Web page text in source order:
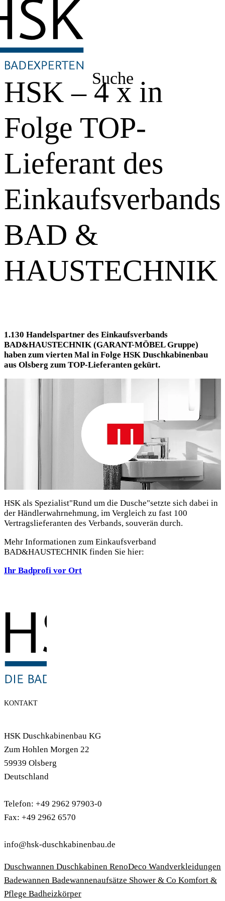
Suche
HSK – 4 x in
Folge TOP-
Lieferant des
Einkaufsverbands
BAD &
HAUSTECHNIK
1.130 Handelspartner des Einkaufsverbands
BAD&HAUSTECHNIK (GARANT-MÖBEL Gruppe)
haben zum vierten Mal in Folge HSK Duschkabinenbau
aus Olsberg zum TOP-Lieferanten gekürt.
HSK als Spezialist"Rund um die Dusche"setzte sich dabei in
der Händlerwahrnehmung, im Vergleich zu fast 100
Vertragslieferanten des Verbands, souverän durch.
Mehr Informationen zum Einkaufsverband
BAD&HAUSTECHNIK finden Sie hier:
Ihr Badprofi vor Ort
KONTAKT
HSK Duschkabinenbau KG
Zum Hohlen Morgen 22
59939 Olsberg
Deutschland
Telefon: +49 2962 97903-0
Fax: +49 2962 6570
info@hsk-duschkabinenbau.de
Duschwannen Duschkabinen RenoDeco Wandverkleidungen
Badewannen Badewannenaufsätze Shower & Co Komfort &
Pflege Badheizkörper